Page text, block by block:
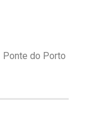
Ponte do Porto